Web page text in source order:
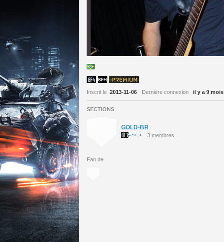
Inscrit le 2013-11-06 Dernière connexion il y a 9 mois
SECTIONS
GOLD-BR
3 membres
Fan de